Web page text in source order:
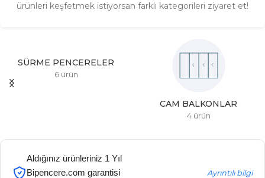
ürünleri keşfetmek istiyorsan farklı kategorileri ziyaret et!
SÜRME PENCERELER
6 ürün
CAM BALKONLAR
4 ürün
Aldığınız ürünleriniz 1 Yıl
Bipencere.com garantisi
Ayrıntılı bilgi